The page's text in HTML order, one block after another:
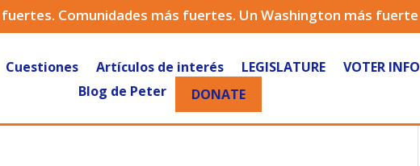
fuertes. Comunidades más fuertes. Un Washington más fuerte
Cuestiones Artículos de interés LEGISLATURE
VOTER INFO
Blog de Peter
DONATE